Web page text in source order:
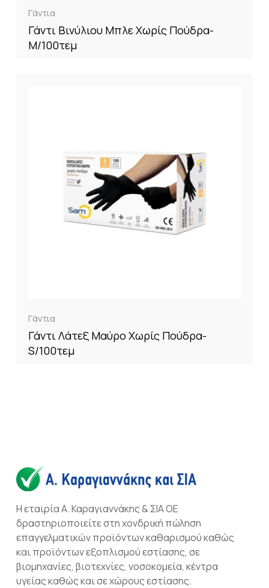
Γάντια
Γάντι Βινύλιου Μπλε Χωρίς Πούδρα-
M/100τεμ
Γάντια
Γάντι Λάτεξ Μαύρο Χωρίς Πούδρα-
S/100τεμ
Η εταιρία Α. Καραγιαννάκης & ΣΙΑ ΟΕ
δραστηριοποιείτε στη χονδρική πώληση
επαγγελματικών προϊόντων καθαρισμού καθώς
και προϊόντων εξοπλισμού εστίασης, σε
βιομηχανίες, βιοτεχνίες, νοσοκομεία, κέντρα
υγείας καθώς και σε χώρους εστίασης.